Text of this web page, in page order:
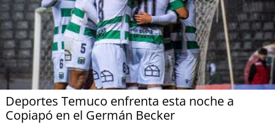
Deportes Temuco enfrenta esta noche a
Copiapó en el Germán Becker